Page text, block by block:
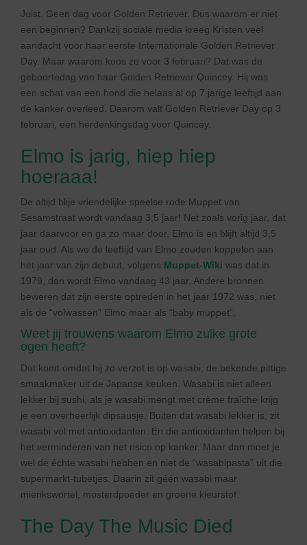
Juist. Geen dag voor Golden Retriever. Dus waarom er niet
een beginnen? Dankzij sociale media kreeg Kristen veel
aandacht voor haar eerste Internationale Golden Retriever
Day. Maar waarom koos ze voor 3 februari? Dat was de
geboortedag van haar Golden Retriever Quincey. Hij was
een schat van een hond die helaas al op 7 jarige leeftijd aan
de kanker overleed. Daarom valt Golden Retriever Day op 3
februari, een herdenkingsdag voor Quincey.
Elmo is jarig, hiep hiep
hoeraaa!
De altijd blije vriendelijke speelse rode Muppet van
Sesamstraat wordt vandaag 3,5 jaar! Net zoals vorig jaar, dat
jaar daarvoor en ga zo maar door, Elmo is en blijft altijd 3,5
jaar oud. Als we de leeftijd van Elmo zouden koppelen aan
het jaar van zijn debuut, volgens Muppet-Wiki was dat in
1979, dan wordt Elmo vandaag 43 jaar. Andere bronnen
beweren dat zijn eerste optreden in het jaar 1972 was, niet
als de “volwassen” Elmo maar als “baby muppet”.
Weet jij trouwens waarom Elmo zulke grote
ogen heeft?
Dat komt omdat hij zo verzot is op wasabi, de bekende pittige
smaakmaker uit de Japanse keuken. Wasabi is niet alleen
lekker bij sushi, als je wasabi mengt met crème fraîche krijg
je een overheerlijk dipsausje. Buiten dat wasabi lekker is, zit
wasabi vol met antioxidanten. En die antioxidanten helpen bij
het verminderen van het risico op kanker. Maar dan moet je
wel de échte wasabi hebben en niet de “wasabipasta” uit die
supermarkt-tubetjes. Daarin zit géén wasabi maar
mierikswortel, mosterdpoeder en groene kleurstof.
The Day The Music Died